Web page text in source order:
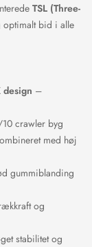
TSL (Three-
optimalt bid i alle
design –
crawler byg
med høj
gummiblanding
og
stabilitet og